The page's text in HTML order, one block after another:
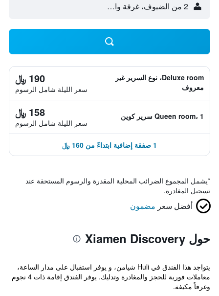
2 من الضيوف، غرفة واحدة
Deluxe room، نوع السرير غير
معروف
190 ﷼
سعر الليلة شامل الرسوم
Queen room، 1 سرير كوين 158 ﷼
سعر الليلة شامل الرسوم
1 صفقة إضافية ابتداءً من 160 ﷼
*يشمل المجموع الضرائب المحلية المقدرة والرسوم المستحقة عند
تسجيل المغادرة.
أفضل سعر مضمون
حول Xiamen Discovery
يتواجد هذا الفندق في Huli شيامن، و يوفر استقبال على مدار الساعة،
معاملات فورية للحجز والمغادرة وتدليك. يوفر الفندق إقامة ذات 4 نجوم
وغرفاً مكيفة.